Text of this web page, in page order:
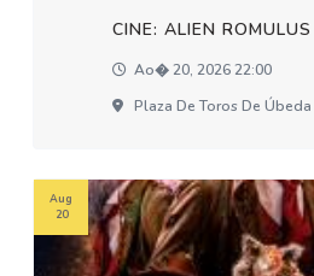
CINE: ALIEN ROMULUS
Ao� 20, 2026 22:00
Plaza De Toros De Úbeda
Aug
20